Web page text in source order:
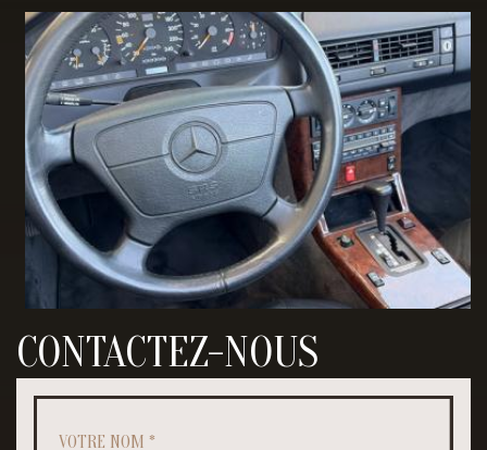
CONTACTEZ-NOUS